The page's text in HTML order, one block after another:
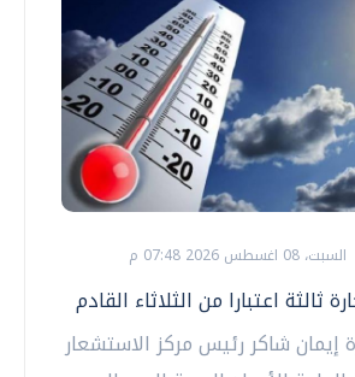
السبت، 08 اغسطس 2026 07:48 م
ثالثة اعتبارا من الثلاثاء القادم
شاكر رئيس مركز الاستشعار